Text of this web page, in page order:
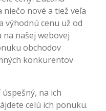
nové a tiež veľa
výhodnú cenu už od
na našej webovej
obchodov
konkurentov
na ich
celú ich ponuku.